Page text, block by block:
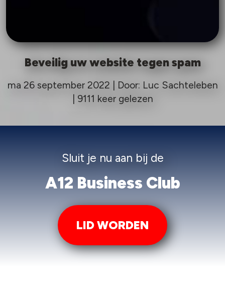
Beveilig uw website tegen spam
ma 26 september 2022 | Door: Luc Sachteleben
| 9111 keer gelezen
Sluit je nu aan bij de
A12 Business Club
LID WORDEN